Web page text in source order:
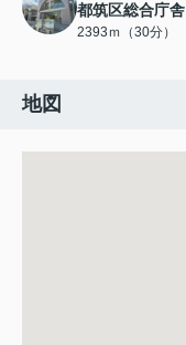
都筑区総合庁舎
2393ｍ（30分）
地図